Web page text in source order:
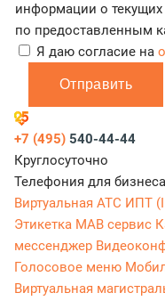
информации о текущих
по предоставленным
Я даю согласие на
Отправить
+7 (495) 540-44-44
Круглосуточно
Телефония для бизнеса
Виртуальная АТС ИПТ
Этикетка МАВ сервис
мессенджер
Голосовое меню
Виртуальная